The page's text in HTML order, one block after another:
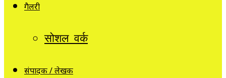
गैलरी
सोशल वर्क
संपादक / लेखक